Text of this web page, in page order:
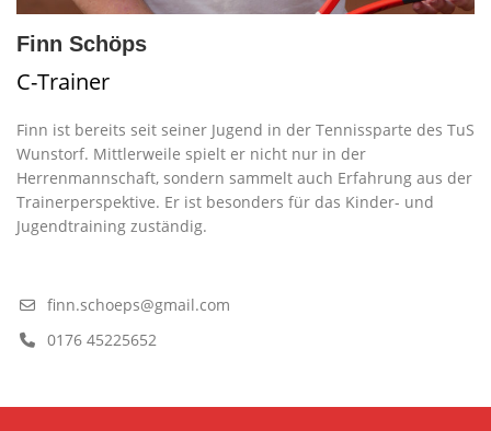
Finn Schöps
C-Trainer
Finn ist bereits seit seiner Jugend in der Tennissparte des TuS
Wunstorf. Mittlerweile spielt er nicht nur in der
Herrenmannschaft, sondern sammelt auch Erfahrung aus der
Trainerperspektive. Er ist besonders für das Kinder- und
Jugendtraining zuständig.
finn.schoeps@gmail.com
0176 45225652